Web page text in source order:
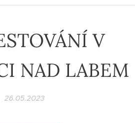
V
NAD LABEM
26.05.2023